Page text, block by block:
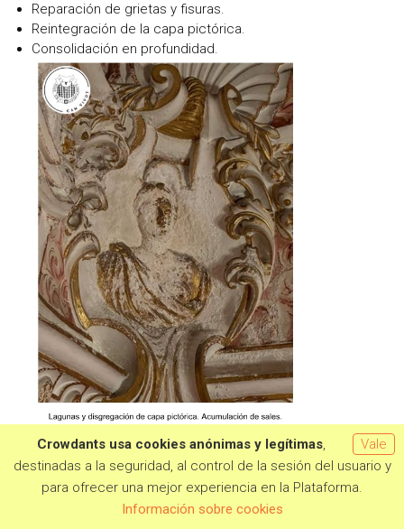
Quiero aportar
Reparación de grietas y fisuras.
Reintegración de la capa pictórica.
Consolidación en profundidad.
Vale
Crowdants usa cookies anónimas y legítimas,
destinadas a la seguridad, al control de la sesión del usuario y
para ofrecer una mejor experiencia en la Plataforma.
Información sobre cookies